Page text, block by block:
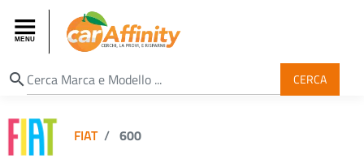
search CERCA
FIAT 600